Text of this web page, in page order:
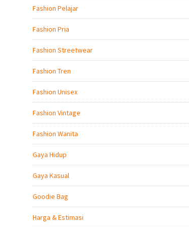
Fashion Pelajar
Fashion Pria
Fashion Streetwear
Fashion Tren
Fashion Unisex
Fashion Vintage
Fashion Wanita
Gaya Hidup
Gaya Kasual
Goodie Bag
Harga & Estimasi